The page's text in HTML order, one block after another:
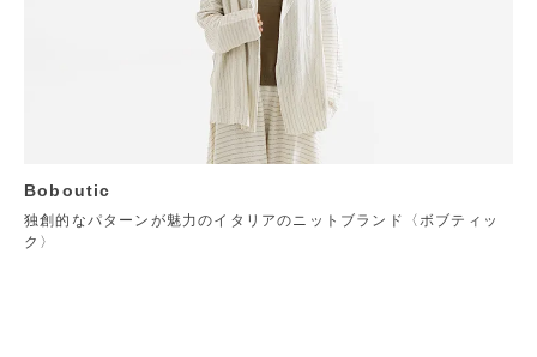
Boboutic
独創的なパターンが魅力のイタリアのニットブランド〈ボブティッ
ク〉